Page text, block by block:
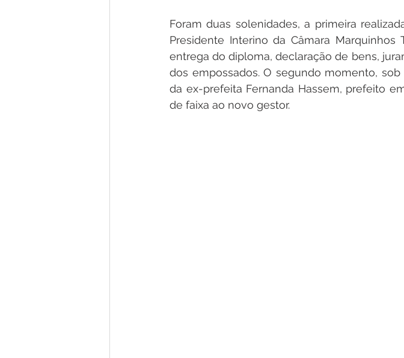
Foram duas solenidades, a primeira
Presidente Interino da Câmara
entrega do diploma, declaração de bens,
dos empossados. O segundo momento,
da ex-prefeita Fernanda Hassem, prefeito
de faixa ao novo gestor.